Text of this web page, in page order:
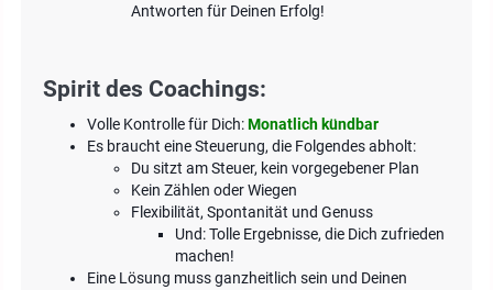
Antworten für Deinen Erfolg!
Spirit des Coachings:
Volle Kontrolle für Dich:Monatlich kündbar
Es braucht eine Steuerung, die Folgendes abholt:
Du sitzt am Steuer, kein vorgegebener Plan
Kein Zählen oder Wiegen
Flexibilität, Spontanität und Genuss
Und: Tolle Ergebnisse, die Dich zufrieden
machen!
Eine Lösung muss ganzheitlich sein und Deinen